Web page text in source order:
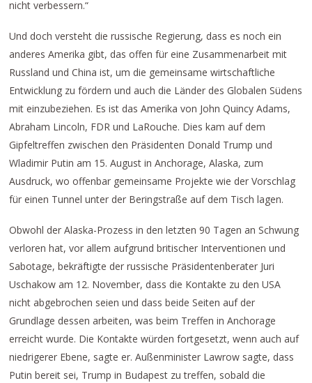
nicht verbessern.“
Und doch versteht die russische Regierung, dass es noch ein
anderes Amerika gibt, das offen für eine Zusammenarbeit mit
Russland und China ist, um die gemeinsame wirtschaftliche
Entwicklung zu fördern und auch die Länder des Globalen Südens
mit einzubeziehen. Es ist das Amerika von John Quincy Adams,
Abraham Lincoln, FDR und LaRouche. Dies kam auf dem
Gipfeltreffen zwischen den Präsidenten Donald Trump und
Wladimir Putin am 15. August in Anchorage, Alaska, zum
Ausdruck, wo offenbar gemeinsame Projekte wie der Vorschlag
für einen Tunnel unter der Beringstraße auf dem Tisch lagen.
Obwohl der Alaska-Prozess in den letzten 90 Tagen an Schwung
verloren hat, vor allem aufgrund britischer Interventionen und
Sabotage, bekräftigte der russische Präsidentenberater Juri
Uschakow am 12. November, dass die Kontakte zu den USA
nicht abgebrochen seien und dass beide Seiten auf der
Grundlage dessen arbeiten, was beim Treffen in Anchorage
erreicht wurde. Die Kontakte würden fortgesetzt, wenn auch auf
niedrigerer Ebene, sagte er. Außenminister Lawrow sagte, dass
Putin bereit sei, Trump in Budapest zu treffen, sobald die